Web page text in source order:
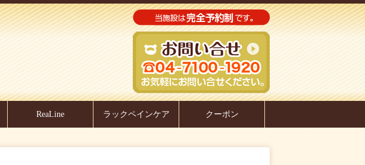
ReaLine ラックペインケア クーポン